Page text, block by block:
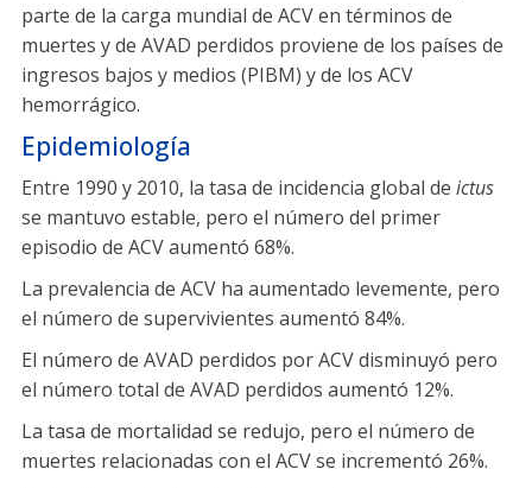
parte de la carga mundial de ACV en términos de
muertes y de AVAD perdidos proviene de los países de
ingresos bajos y medios (PIBM) y de los ACV
hemorrágico.
Epidemiología
Entre 1990 y 2010, la tasa de incidencia global de ictus
se mantuvo estable, pero el número del primer
episodio de ACV aumentó 68%.
La prevalencia de ACV ha aumentado levemente, pero
el número de supervivientes aumentó 84%.
El número de AVAD perdidos por ACV disminuyó pero
el número total de AVAD perdidos aumentó 12%.
La tasa de mortalidad se redujo, pero el número de
muertes relacionadas con el ACV se incrementó 26%.